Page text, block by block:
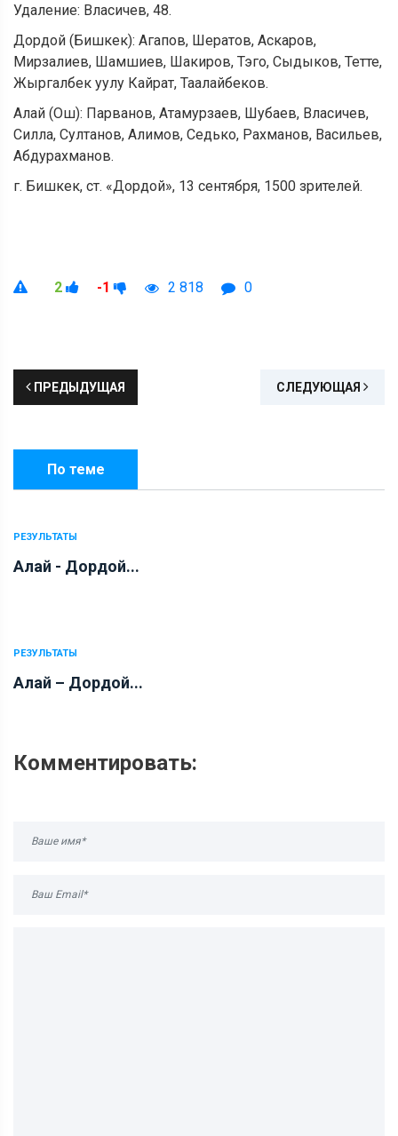
Удаление: Власичев, 48.
Дордой (Бишкек): Агапов, Шератов, Аскаров,
Мирзалиев, Шамшиев, Шакиров, Тэго, Сыдыков, Тетте,
Жыргалбек уулу Кайрат, Таалайбеков.
Алай (Ош): Парванов, Атамурзаев, Шубаев, Власичев,
Силла, Султанов, Алимов, Седько, Рахманов, Васильев,
Абдурахманов.
г. Бишкек, ст. «Дордой», 13 сентября, 1500 зрителей.
2 -1 2 818 0
ПРЕДЫДУЩАЯ СЛЕДУЮЩАЯ
По теме
РЕЗУЛЬТАТЫ
Алай - Дордой...
РЕЗУЛЬТАТЫ
Алай – Дордой...
Комментировать: